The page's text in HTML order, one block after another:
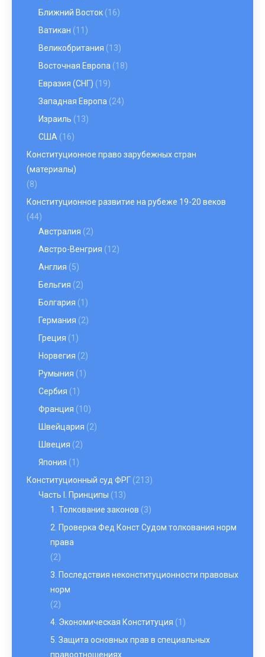
Ближний Восток (16)
Ватикан (11)
Великобритания (13)
Восточная Европа (18)
Евразия (СНГ) (19)
Западная Европа (24)
Израиль (13)
США (16)
Конституционное право зарубежных стран
(материалы)
(8)
Конституционное развитие на рубеже 19-20 веков
(44)
Австралия (2)
Австро-Венгрия (12)
Англия (5)
Бельгия (2)
Болгария (1)
Германия (2)
Греция (1)
Норвегия (2)
Румыния (1)
Сербия (1)
Франция (10)
Швейцария (2)
Швеция (2)
Япония (1)
Конституционный суд ФРГ (213)
Часть I. Принципы (13)
1. Толкование законов (3)
2. Проверка Фед Конст Судом толкования норм
права
(2)
3. Последствия неконституционности правовых
норм
(2)
4. Экономическая Конституция (1)
5. Защита основных прав в специальных
правоотношениях